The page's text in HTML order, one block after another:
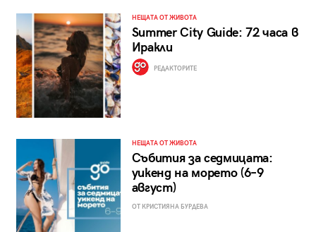
НЕЩАТА ОТ ЖИВОТА
Summer City Guide: 72 часа в
Иракли
РЕДАКТОРИТЕ
НЕЩАТА ОТ ЖИВОТА
Събития за седмицата:
уикенд на морето (6–9
август)
ОТ КРИСТИЯНА БУРДЕВА